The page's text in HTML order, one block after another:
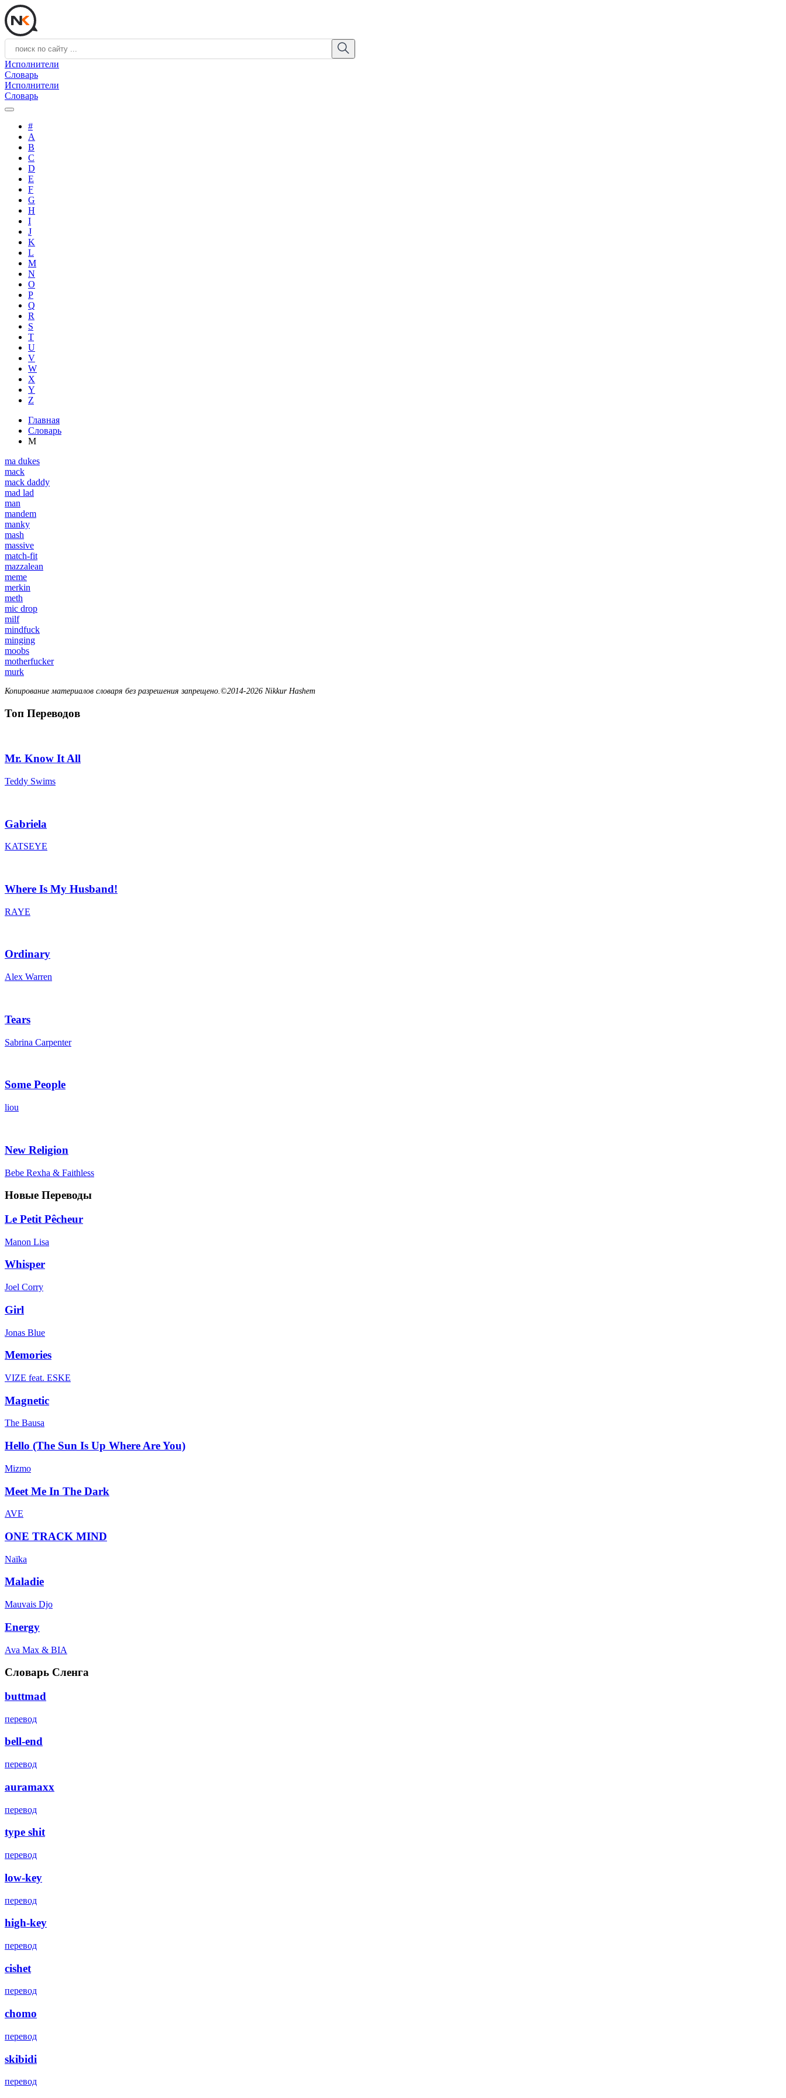
Исполнители
Словарь
Исполнители
Словарь
#
A
B
C
D
E
F
G
H
I
J
K
L
M
N
O
P
Q
R
S
T
U
V
W
X
Y
Z
Главная
Словарь
M
ma dukes
mack
mack daddy
mad lad
man
mandem
manky
mash
massive
match-fit
mazzalean
meme
merkin
meth
mic drop
milf
mindfuck
minging
moobs
motherfucker
murk
Копирование материалов словаря без разрешения запрещено.©2014-2026 Nikkur Hashem
Топ Переводов
Mr. Know It All
Teddy Swims
Gabriela
KATSEYE
Where Is My Husband!
RAYE
Ordinary
Alex Warren
Tears
Sabrina Carpenter
Some People
liou
New Religion
Bebe Rexha & Faithless
Новые Переводы
Le Petit Pêcheur
Manon Lisa
Whisper
Joel Corry
Girl
Jonas Blue
Memories
VIZE feat. ESKE
Magnetic
The Bausa
Hello (The Sun Is Up Where Are You)
Mizmo
Meet Me In The Dark
AVE
ONE TRACK MIND
Naïka
Maladie
Mauvais Djo
Energy
Ava Max & BIA
Словарь Сленга
buttmad
перевод
bell-end
перевод
auramaxx
перевод
type shit
перевод
low-key
перевод
high-key
перевод
cishet
перевод
chomo
перевод
skibidi
перевод